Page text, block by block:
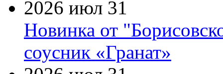
2026 июл 31
Новинка от
соусник «Гранат»